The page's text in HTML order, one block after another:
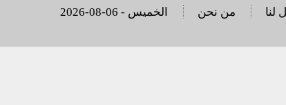
2026-08-06 - الخميس من نحن لنا